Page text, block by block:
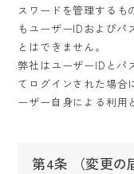
スワードを管理するも
もユーザーIDおよびパ
とはできません。
弊社はユーザーIDとパ
てログインされた場合
ーザー自身による利用
第4条 （変更の